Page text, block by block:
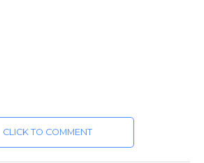
CLICK TO COMMENT